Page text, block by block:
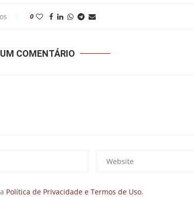
0
COMENTÁRIO
Política de Privacidade e Termos de Uso.